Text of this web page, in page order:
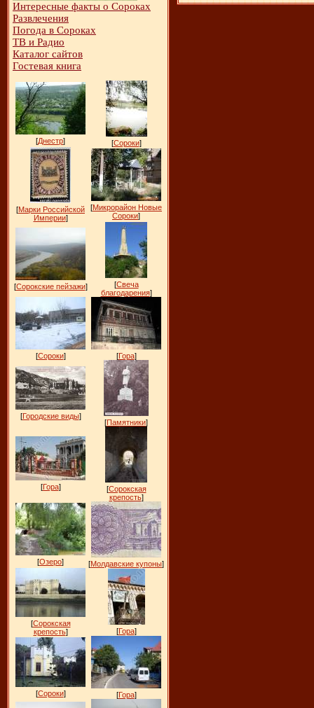
Интересные факты о Сороках
Развлечения
Погода в Сороках
ТВ и Радио
Каталог сайтов
Гостевая книга
[Днестр] [Сороки]
[Марки Российской
Империи]
[Микрорайон Новые
Сороки]
[Сорокские пейзажи] [Свеча
благодарения]
[Сороки] [Гора]
[Городские виды]
[Памятники]
[Гора] [Сорокская
крепость]
[Озеро] [Молдавские купоны]
[Сорокская
крепость] [Гора]
[Сороки] [Гора]